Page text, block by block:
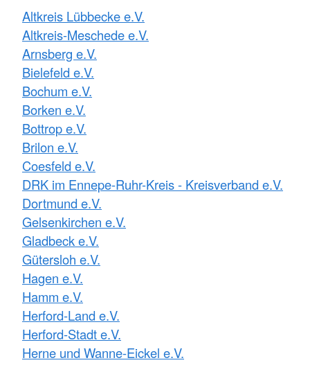
Altkreis Lübbecke e.V.
Altkreis-Meschede e.V.
Arnsberg e.V.
Bielefeld e.V.
Bochum e.V.
Borken e.V.
Bottrop e.V.
Brilon e.V.
Coesfeld e.V.
DRK im Ennepe-Ruhr-Kreis - Kreisverband e.V.
Dortmund e.V.
Gelsenkirchen e.V.
Gladbeck e.V.
Gütersloh e.V.
Hagen e.V.
Hamm e.V.
Herford-Land e.V.
Herford-Stadt e.V.
Herne und Wanne-Eickel e.V.